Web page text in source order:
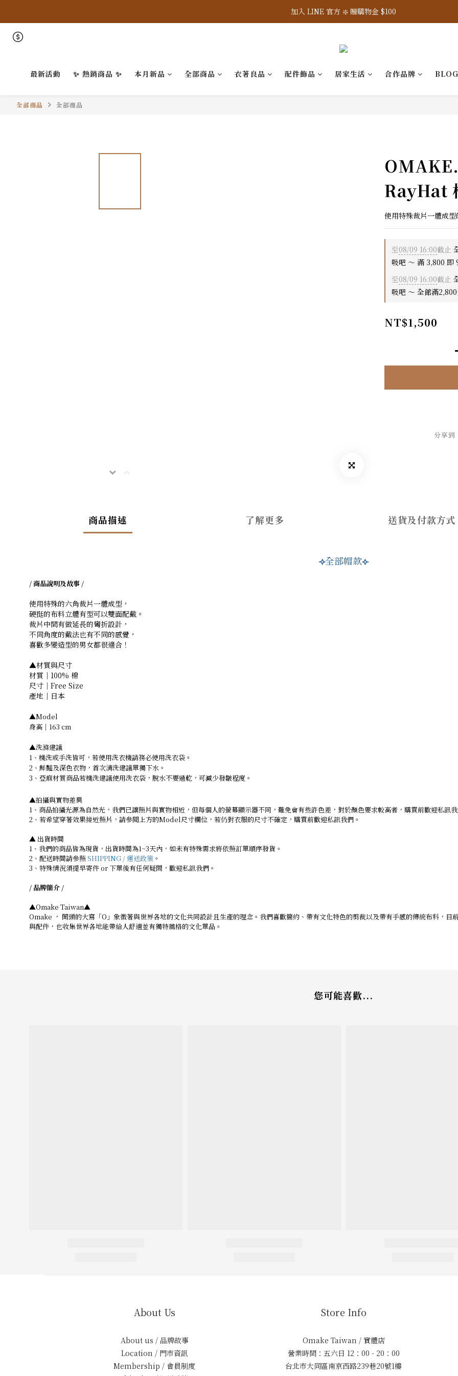
7/31-8/9 ☀️ 全館滿 2,800 免運，滿 3,800 即 95 折
加入 LINE 官方 ❇️ 贈購物金 $100
最新活動
✨ 熱銷商品 ✨ 本月新品 全部商品 衣著良品 配件飾品 居家生活 合作品牌 BLOG
全部商品 全部商品
RayHat
使用特殊裁片一體成
至08/09 16:00截止
吸吧 ～ 滿 3,800 即
至08/09 16:00截止
吸吧 ～ 全館滿
NT$1,500
分享到
商品描述 了解更多 送貨及付款方式
⟢全部帽款⟣
/ 商品說明及故事 /
使用特殊的六角裁片一體成型，
硬挺的布料立體有型可以雙面配戴。
裁片中間有做延長的彎折設計，
不同角度的戴法也有不同的感覺，
喜歡多變造型的男女都很適合！
▲材質與尺寸
材質｜100% 棉
尺寸｜Free Size
產地｜日本
▲Model
身高｜163 cm
▲洗滌建議
1、機洗或手洗皆可，若使用洗衣機請務必使用洗衣袋。
2、鮮豔及深色衣物，首次清洗建議單獨下水。
3、亞麻材質商品若機洗建議使用洗衣袋，脫水不要過乾，可減少發皺程度。
▲拍攝與實物差異
1、商品拍攝光源為自然光，我們已讓照片與實物相近，但每個人的螢幕顯示器不同，難免會有些許色差，對於顏色要求較高者，購買前歡迎私訊
2、若希望穿著效果接近照片，請參閱上方的Model尺寸欄位，若仍對衣服的尺寸不確定，購買前歡迎私訊我們。
▲ 出貨時間
1、我們的商品皆為現貨，出貨時間為1~3天內，如未有特殊需求將依照訂單順序發貨。
2、配送時間請參照 SHIPPING / 運送政策 。
3、特殊情況須提早寄件 or 下單後有任何疑問，歡迎私訊我們。
/ 品牌簡介 /
▲Omake Taiwan▲
Omake ， 開頭的大寫「O」象徵著與世界各地的文化共同設計且生產的理念。我們喜歡簡約、帶有文化特色的剪裁以及帶有手感的傳統布料，
與配件，也收集世界各地能帶給人舒適並有獨特風格的文化單品。
您可能喜歡...
About Us
About us / 品牌故事
Location / 門市資訊
Membership / 會員制度
Store Info
Omake Taiwan / 實體店
營業時間：五六日 12：00 - 20：00
台北市大同區南京西路239巷20號1樓